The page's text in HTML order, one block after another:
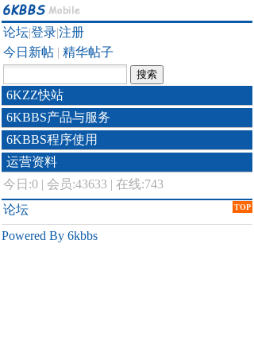
论坛|登录|注册
今日新帖 | 精华帖子
6KZZ快站
6KBBS产品与服务
6KBBS程序使用
运营资料
今日:0 | 会员:43633 | 在线:743
TOP
论坛
Powered By 6kbbs